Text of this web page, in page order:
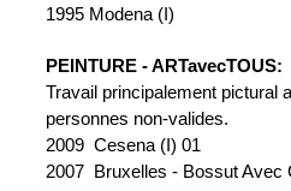
1995 Modena (I)
PEINTURE - ARTavecTOUS:
Travail principalement pictural
personnes non-valides.
2009  Cesena (I) 01
2007  Bruxelles - Bossut Avec